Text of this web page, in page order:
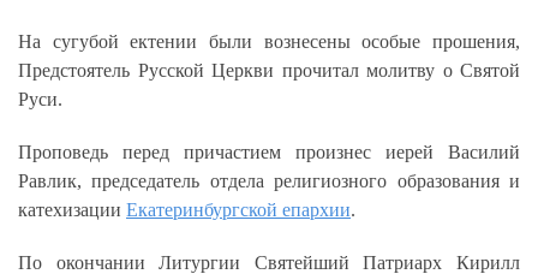
На сугубой ектении были вознесены особые прошения,
Предстоятель Русской Церкви прочитал молитву о Святой
Руси.
Проповедь перед причастием произнес иерей Василий
Равлик, председатель отдела религиозного образования и
катехизации Екатеринбургской епархии.
По окончании Литургии Святейший Патриарх Кирилл